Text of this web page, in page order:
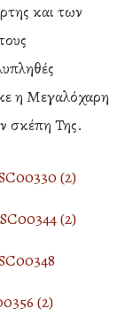
και των
η Μεγαλόχαρη
σκέπη Της.